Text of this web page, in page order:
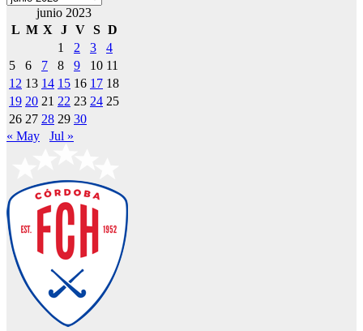
junio 2023
L M X J V S D
1
2 3
4
5
6 7 8 9 10 11
12 13 14 15 16 17 18
19 20 21 22 23 24 25
26 27 28 29 30
« May
Jul »